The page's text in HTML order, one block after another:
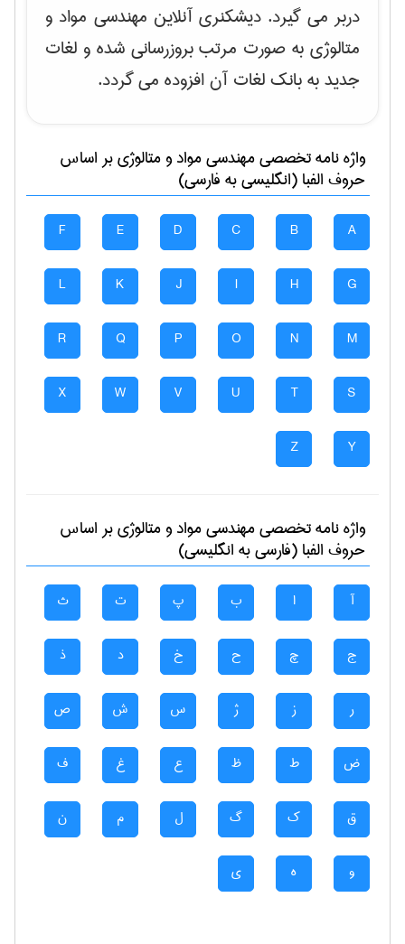
دربر می گیرد. دیشکنری آنلاین مهندسی مواد و
متالوژی به صورت مرتب بروزرسانی شده و لغات
جدید به بانک لغات آن افزوده می گردد.
واژه نامه تخصصیمهندسی مواد و متالوژیبر اساس
حروف الفبا (انگلیسی به فارسی)
A
B
C
D
E
F
G
H
I
J
K
L
M
N
O
P
Q
R
S
T
U
V
W
X
Y
Z
واژه نامه تخصصیمهندسی مواد و متالوژیبر اساس
حروف الفبا (فارسی به انگلیسی)
آ ا ب پ ت ث
ج چ ح خ د ذ
ر ز ژ س ش ص
ض ط ظ ع غ ف
ق ک گ ل م ن
و ه ی